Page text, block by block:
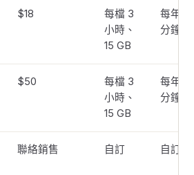
$18
每檔 3
小時、
15 GB
每年
分鐘
$50
每檔 3
小時、
15 GB
每年
分鐘
聯絡銷售 自訂 自訂